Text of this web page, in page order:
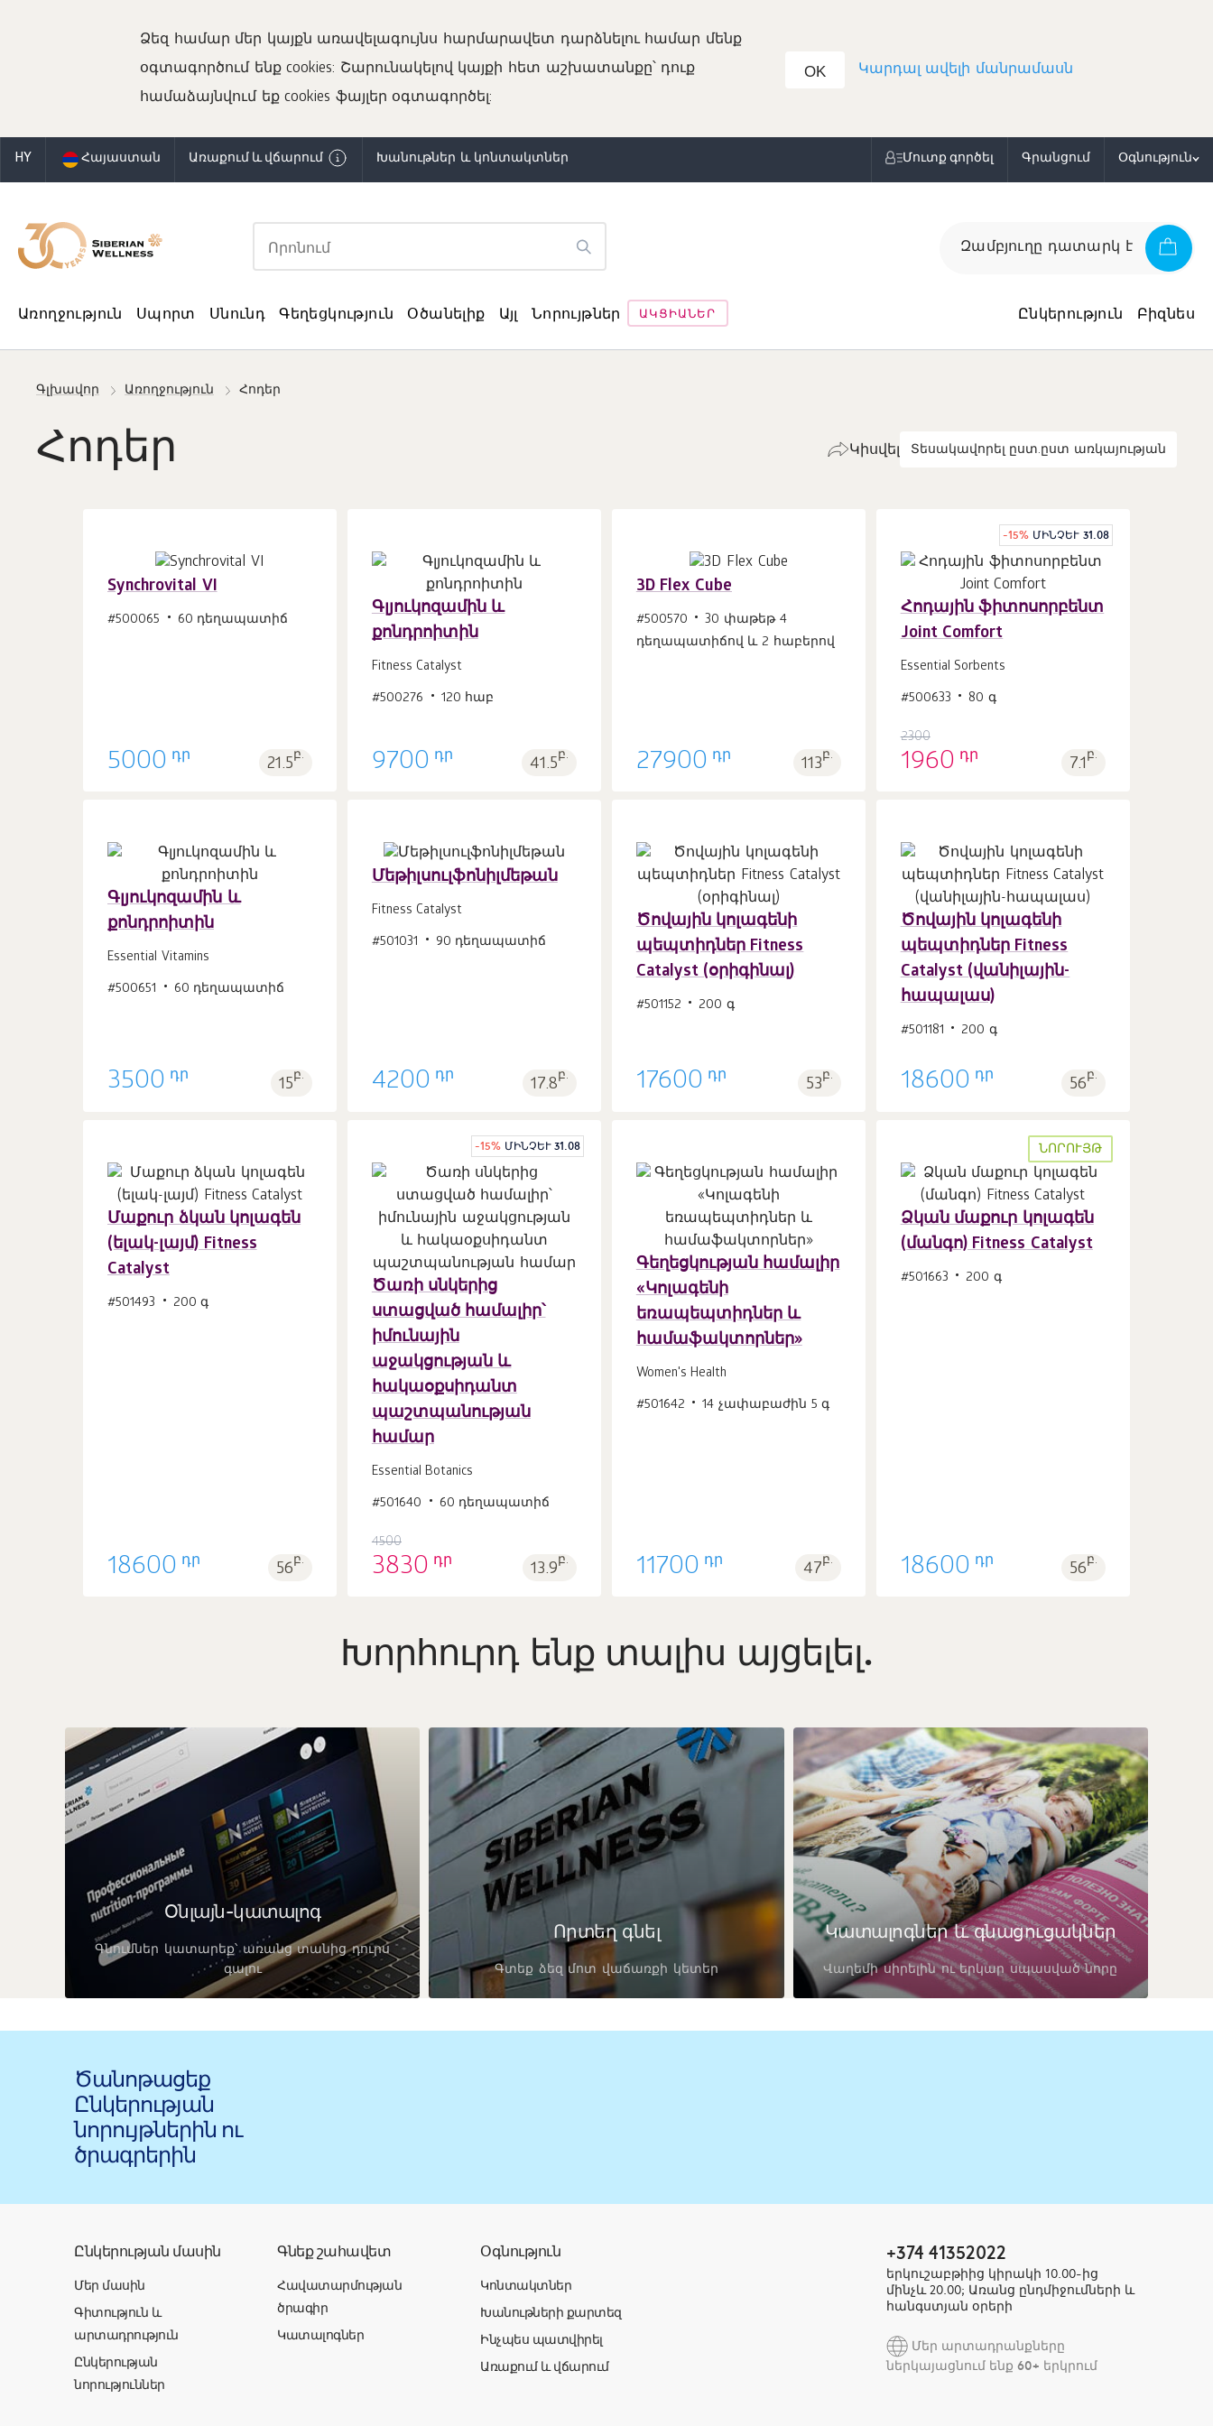
Ձեզ համար մեր կայքն առավելագույնս հարմարավետ դարձնելու համար մենք
օգտագործում ենք cookies: Շարունակելով կայքի հետ աշխատանքը՝ դուք
համաձայնվում եք cookies ֆայլեր օգտագործել:
OK Կարդալ ավելի մանրամասն
HY Հայաստան Առաքում և վճարում Խանութներ և կոնտակտներ Մուտք գործել Գրանցում Օգնություն
Զամբյուղը դատարկ է
Առողջություն Սպորտ Սնունդ Գեղեցկություն Օծանելիք Այլ Նորույթներ ԱԿՑԻԱՆԵՐ Ընկերություն Բիզնես
Գլխավոր Առողջություն Հոդեր
Հոդեր Տեսակավորել ըստ.ըստ առկայության
Կիսվել
Synchrovital VI
#500065 60 դեղապատիճ
5000 դր 21.5բ.
Գլյուկոզամին և
քոնդրոիտին
Fitness Catalyst
#500276 120 հաբ
9700 դր 41.5բ.
1
3D Flex Cube
#500570
30 փաթեթ 4
դեղապատիճով և 2 հաբերով
27900 դր 113բ.
Զամբյուղ
-15% ՄԻՆՉԵՒ 31.08
Հոդային ֆիտոսորբենտ
Joint Comfort
Essential Sorbents
#500633 80 գ
2300
1960 դր 7.1բ.
1
Գլյուկոզամին և
քոնդրոիտին
Essential Vitamins
#500651 60 դեղապատիճ
3500 դր 15բ.
1
Մեթիլսուլֆոնիլմեթան
Fitness Catalyst
#501031 90 դեղապատիճ
4200 դր 17.8բ.
Զամբյուղ
1
հատ
Ծովային կոլագենի
պեպտիդներ Fitness
Catalyst (օրիգինալ)
#501152 200 գ
17600 դր 53բ.
Զամբյուղ
1
հատ
Ծովային կոլագենի
պեպտիդներ Fitness
Catalyst (վանիլային-
հապալաս)
#501181 200 գ
18600 դր 56բ.
Զամբյուղ
1
հատ
Մաքուր ձկան կոլագեն
(ելակ-լայմ) Fitness
Catalyst
#501493 200 գ
18600 դր 56բ.
-15% ՄԻՆՉԵՒ 31.08
Ծառի սնկերից
ստացված համալիր՝
իմունային
աջակցության և
հակաօքսիդանտ
պաշտպանության
համար
Essential Botanics
#501640 60 դեղապատիճ
4500
3830 դր 13.9բ.
Զամբյուղ
1
հատ
Գեղեցկության համալիր
«Կոլագենի
եռապեպտիդներ և
համաֆակտորներ»
Women's Health
#501642 14 չափաբաժին 5 գ
11700 դր 47բ.
Զամբյուղ
1
հատ
ՆՈՐՈՒՅԹ
Ձկան մաքուր կոլագեն
(մանգո) Fitness Catalyst
#501663 200 գ
18600 դր 56բ.
1
Խորհուրդ ենք տալիս այցելել.
Օնլայն-կատալոգ
Գնումներ կատարեք՝ առանց տանից դուրս
գալու
Որտեղ գնել
Գտեք ձեզ մոտ վաճառքի կետեր
Կատալոգներ և գնացուցակներ
Վաղեմի սիրելին ու երկար սպասված նորը
Ծանոթացեք
Ընկերության
նորույթներին ու
ծրագրերին
Ընկերության մասին
Մեր մասին
Գիտություն և
արտադրություն
Ընկերության
նորություններ
Գնեք շահավետ
Հավատարմության
ծրագիր
Կատալոգներ
Օգնություն
Կոնտակտներ
Խանութների քարտեզ
Ինչպես պատվիրել
Առաքում և վճարում
+374 41352022
երկուշաբթիից կիրակի 10.00-ից
մինչև 20.00; Առանց ընդմիջումների և
հանգստյան օրերի
Մեր արտադրանքները
ներկայացնում ենք 60+ երկրում